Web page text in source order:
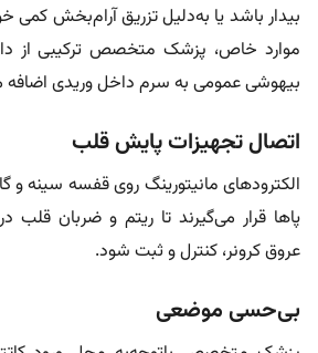
بیدار باشد یا به‌دلیل تزریق آرام‌بخش کمی
موارد خاص، پزشک متخصص ترکیبی از
بیهوشی عمومی به سرم داخل وریدی اضافه
اتصال تجهیزات پایش قلب
الکترودهای مانیتورینگ روی قفسه سینه و
پاها قرار می‌گیرند تا ریتم و ضربان قلب
عروق کرونر، کنترل و ثبت شود.
بی‌حسی موضعی